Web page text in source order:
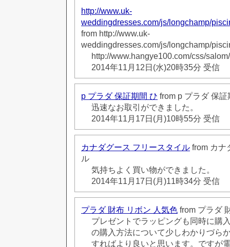
http://www.uk-
weddingdresses.com/js/longchamp/
from http://www.uk-
weddingdresses.com/js/longchamp/
http://www.hangye100.com/css/
2014年11月12日(水)20時35分 受信
p プラダ 保証期間 ひ from p プラダ 保証
迅速なお取引ができました。
2014年11月17日(月)10時55分 受信
カナダグース フリースタイル from カナ
ル
気持ちよく買い物ができました。
2014年11月17日(月)11時34分 受信
プラダ 財布 リボン 人気色 from プラダ
プレゼントでラッピングも同時に購
の購入方法について少しわかりづら
すればより良いと思います。ですが